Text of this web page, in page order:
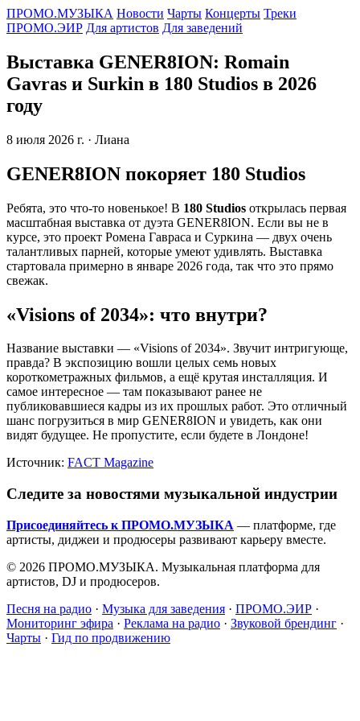
ПРОМО.МУЗЫКА Новости Чарты Концерты Треки
ПРОМО.ЭИР Для артистов Для заведений
Выставка GENER8ION: Romain
Gavras и Surkin в 180 Studios в 2026
году
8 июля 2026 г. · Лиана
GENER8ION покоряет 180 Studios
Ребята, это что-то новенькое! В 180 Studios открылась первая
масштабная выставка от дуэта GENER8ION. Если вы не в
курсе, это проект Ромена Гавраса и Суркина — двух очень
талантливых парней, которые умеют удивлять. Выставка
стартовала примерно в январе 2026 года, так что это прямо
свежак.
«Visions of 2034»: что внутри?
Название выставки — «Visions of 2034». Звучит интригующе,
правда? В экспозицию вошли целых семь новых
короткометражных фильмов, а ещё крутая инсталляция. И
самое интересное — там показывают ранее не
публиковавшиеся кадры из их прошлых работ. Это отличный
шанс погрузиться в мир GENER8ION и увидеть, как они
видят будущее. Не пропустите, если будете в Лондоне!
Источник: FACT Magazine
Следите за новостями музыкальной индустрии
Присоединяйтесь к ПРОМО.МУЗЫКА — платформе, где
артисты, диджеи и продюсеры развивают карьеру вместе.
© 2026 ПРОМО.МУЗЫКА. Музыкальная платформа для
артистов, DJ и продюсеров.
Песня на радио · Музыка для заведения · ПРОМО.ЭИР ·
Мониторинг эфира · Реклама на радио · Звуковой брендинг ·
Чарты · Гид по продвижению